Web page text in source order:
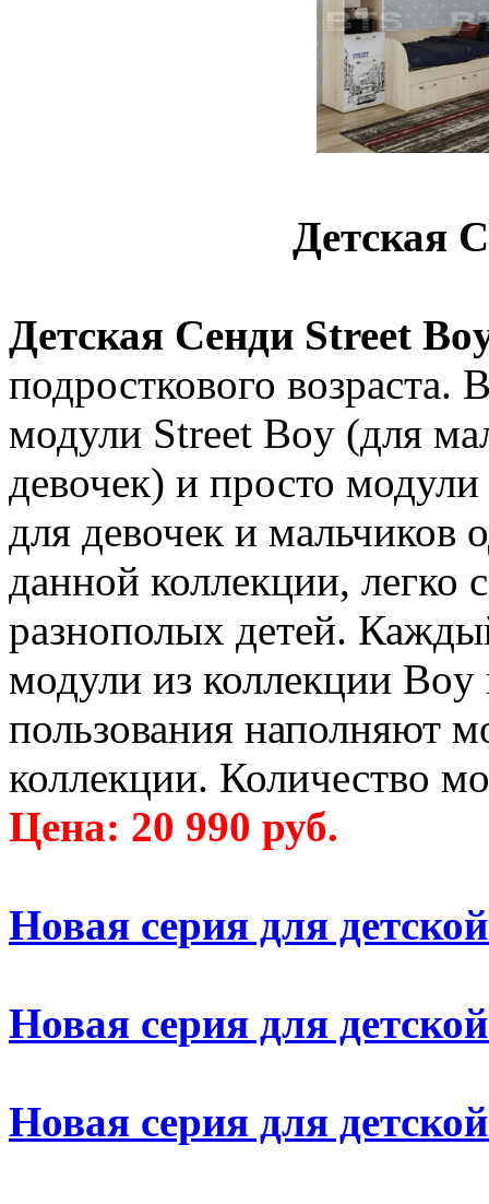
Детская
Детская Сенди Street
подросткового
модули Street Boy (для
девочек) и просто
для девочек и мальчиков
данной коллекции, легко
разнополых детей.
модули из коллекции
пользования наполняют
коллекции. Количество
Цена: 20 990 руб.
Новая серия для
Новая серия для
Новая серия для